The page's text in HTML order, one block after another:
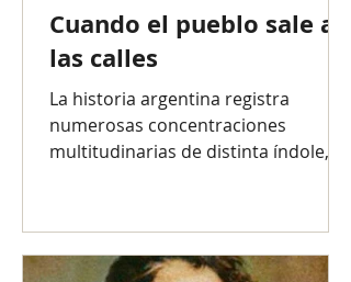
Cuando el pueblo sale a
las calles
La historia argentina registra
numerosas concentraciones
multitudinarias de distinta índole, ya